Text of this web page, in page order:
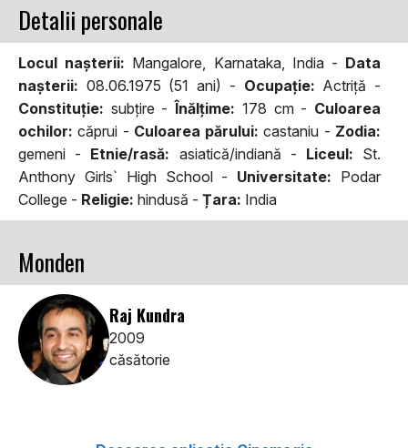
Detalii personale
Locul naşterii: Mangalore, Karnataka, India - Data
naşterii: 08.06.1975 (51 ani) - Ocupaţie: Actriţă -
Constituţie: subţire -Înălţime: 178 cm - Culoarea
ochilor: căprui - Culoarea părului: castaniu - Zodia:
gemeni - Etnie/rasă: asiatică/indiană - Liceul: St.
Anthony Girls` High School - Universitate: Podar
College - Religie: hindusă - Țara: India
Monden
Raj Kundra
2009
căsătorie